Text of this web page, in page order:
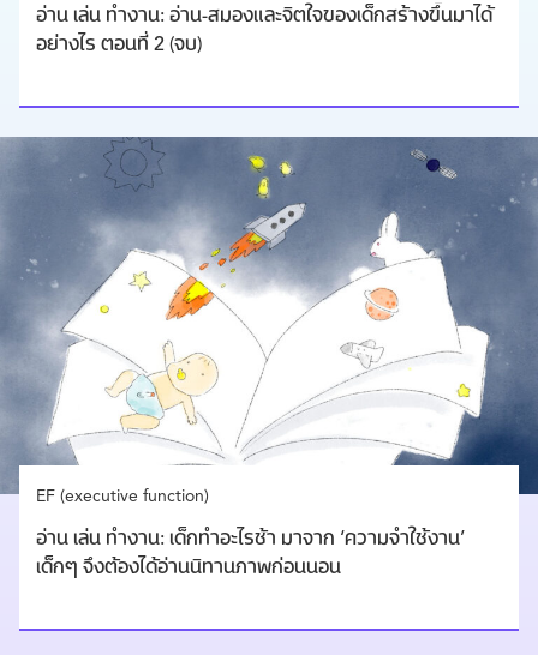
อ่าน เล่น ทำงาน: อ่าน-สมองและจิตใจของเด็กสร้างขึ้นมาได้
อย่างไร ตอนที่ 2 (จบ)
EF (executive function)
อ่าน เล่น ทำงาน: เด็กทำอะไรช้า มาจาก ‘ความจำใช้งาน’
เด็กๆ จึงต้องได้อ่านนิทานภาพก่อนนอน